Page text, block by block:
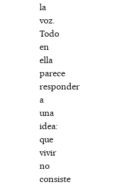
la
voz.
Todo
en
ella
parece
responder
a
una
idea:
que
vivir
no
consiste